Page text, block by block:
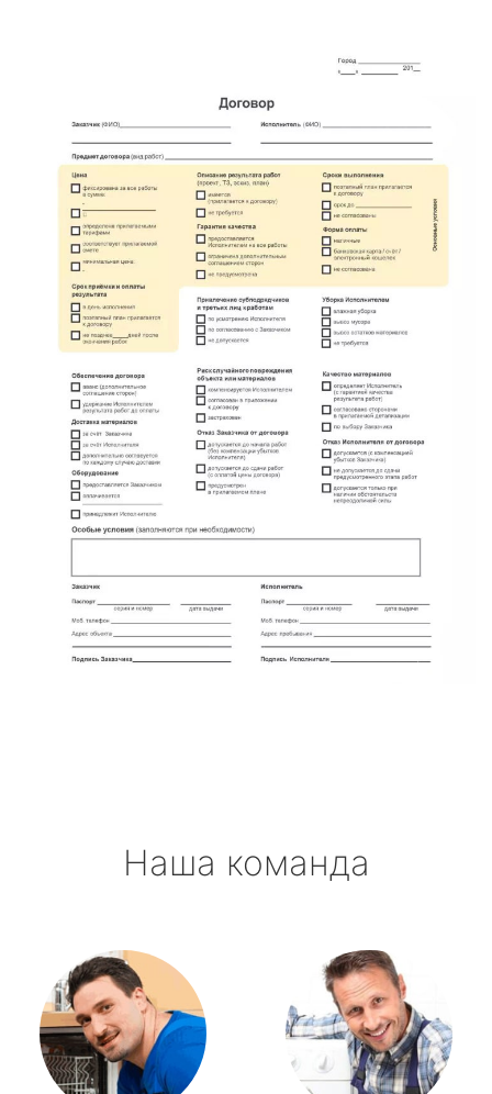
Наша команда